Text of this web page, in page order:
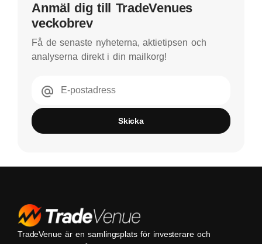
Anmäl dig till TradeVenues
veckobrev
Få de senaste nyheterna, aktietipsen och
analyserna direkt i din mailkorg!
E-postadress
Skicka
TradeVenue är en samlingsplats för investerare och